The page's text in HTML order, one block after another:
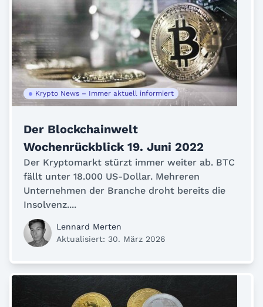
Krypto News – Immer aktuell informiert
Der Blockchainwelt
Wochenrückblick 19. Juni 2022
Der Kryptomarkt stürzt immer weiter ab. BTC
fällt unter 18.000 US-Dollar. Mehreren
Unternehmen der Branche droht bereits die
Insolvenz....
Lennard Merten
Aktualisiert: 30. März 2026